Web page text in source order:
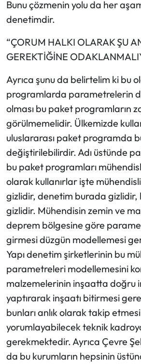
Bunu çözmenin yolu da her
denetimdir.
“ÇORUM HALKI OLARAK ŞU
GEREKTİĞİNE
Ayrıca şunu da belirtelim ki bu
programlarda parametrelerin
olması bu paket programların
görülmemelidir. Ülkemizde
uluslararası paket programda
değiştirilebilirdir. Adı üstünde
bu paket programları
olarak kullanırlar işte
gizlidir, denetim burada
gizlidir. Mühendisin zemin ve
deprem bölgesine göre
girmesi düzgün modellemesi
Yapı denetim şirketlerinin bu
parametreleri modellemesini
malzemelerinin inşaatta doğru
yaptırarak inşaatı bitirmesi
bunları anlık olarak takip
yorumlayabilecek teknik
gerekmektedir. Ayrıca Çevre
da bu kurumların hepsinin